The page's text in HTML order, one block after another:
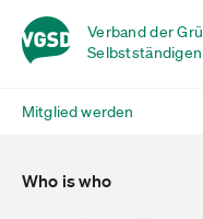
Verband der
Mitglied werden
Who is who